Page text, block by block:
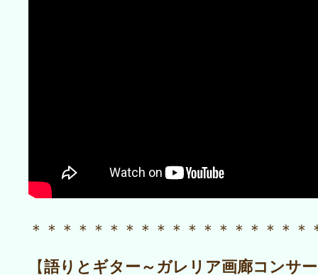
＊＊＊＊＊＊＊＊＊＊＊＊＊＊＊＊＊＊
【語りとギター～ガレリア画廊コンサー